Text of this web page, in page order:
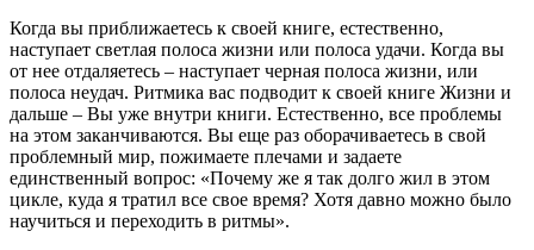
Когда вы приближаетесь к своей книге, естественно,
наступает светлая полоса жизни или полоса удачи. Когда вы
от нее отдаляетесь – наступает черная полоса жизни, или
полоса неудач. Ритмика вас подводит к своей книге Жизни и
дальше – Вы уже внутри книги. Естественно, все проблемы
на этом заканчиваются. Вы еще раз оборачиваетесь в свой
проблемный мир, пожимаете плечами и задаете
единственный вопрос: «Почему же я так долго жил в этом
цикле, куда я тратил все свое время? Хотя давно можно было
научиться и переходить в ритмы».